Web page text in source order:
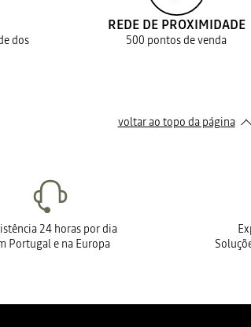
dos
REDE DE PROXIMIDADE
500 pontos de venda
voltar ao topo da página
24 horas por dia
Portugal e na Europa